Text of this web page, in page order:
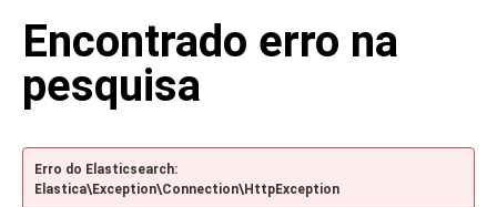
Encontrado erro na
pesquisa
Erro do Elasticsearch:
Elastica\Exception\Connection\HttpException